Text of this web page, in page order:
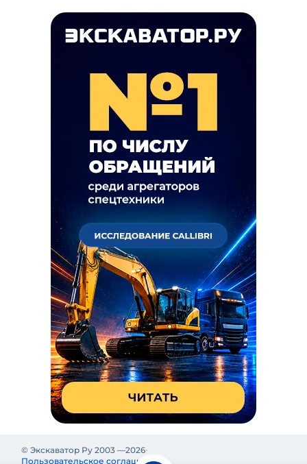
© Экскаватор Ру 2003 —2026
Пользовательское соглашение